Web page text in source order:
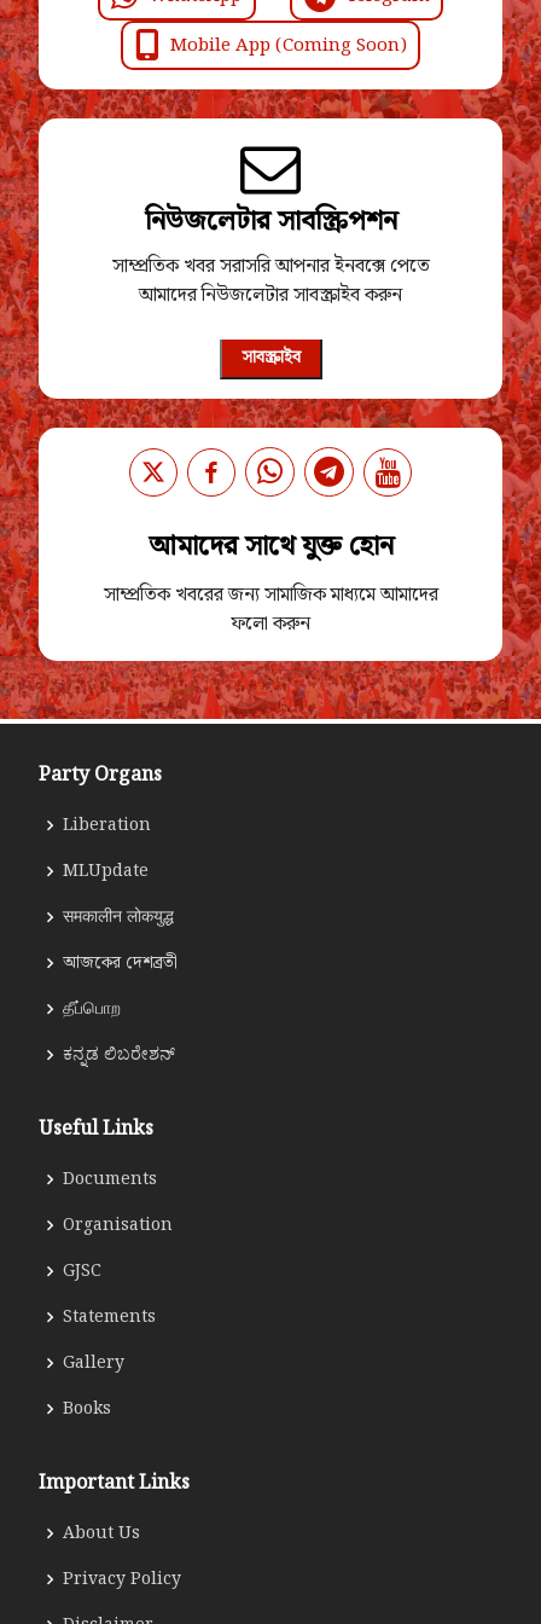
Mobile App (Coming Soon)
নিউজলেটার সাবস্ক্রিপশন
সাম্প্রতিক খবর সরাসরি আপনার ইনবক্সে পেতে
আমাদের নিউজলেটার সাবস্ক্রাইব করুন
সাবস্ক্রাইব
আমাদের সাথে যুক্ত হোন
সাম্প্রতিক খবরের জন্য সামাজিক মাধ্যমে আমাদের
ফলো করুন
Party Organs
Liberation
MLUpdate
समकालीन लोकयुद्ध
আজকের দেশব্রতী
தீப்பொற
ಕನ್ನಡ ಲಿಬರೇಶನ್
Useful Links
Documents
Organisation
GJSC
Statements
Gallery
Books
Important Links
About Us
Privacy Policy